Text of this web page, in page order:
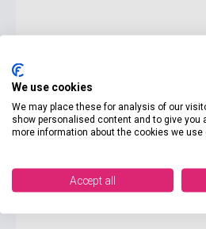
We use cookies
We may place these for analysis of our
show personalised content and to give you
more information about the cookies we use
Accept all